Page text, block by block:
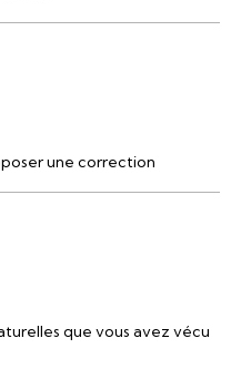
une correction
que vous avez vécu